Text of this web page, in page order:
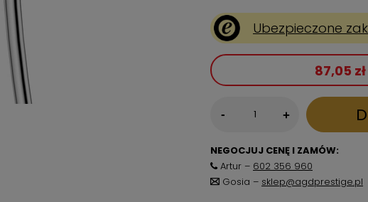
Ubezpieczone
87,05
- +
NEGOCJUJ CENĘ I ZAMÓW:
Artur – 602 356 960
Gosia – sklep@agdprestige.pl